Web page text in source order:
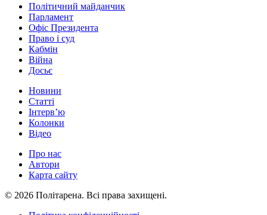
Політичний майданчик
Парламент
Офіс Президента
Право і суд
Кабмін
Війна
Досьє
Новини
Статті
Інтерв’ю
Колонки
Відео
Про нас
Автори
Карта сайту
© 2026 Політарена. Всі права захищені.